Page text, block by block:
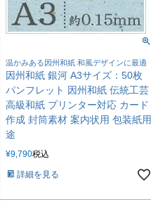
温かみある因州和紙 和風デザインに最適
因州和紙 銀河 A3サイズ：50枚
パンフレット 因州和紙 伝統工芸
高級和紙 プリンター対応 カード
作成 封筒素材 案内状用 包装紙用
途
¥9,790税込
詳細を見る